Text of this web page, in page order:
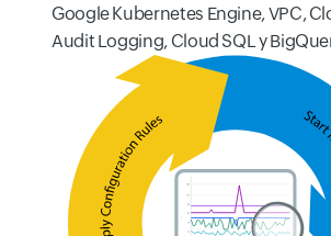
Google Kubernetes Engine, VPC,
Audit Logging, Cloud SQL y